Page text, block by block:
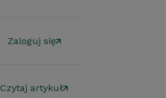
Zaloguj się
Czytaj artykuł